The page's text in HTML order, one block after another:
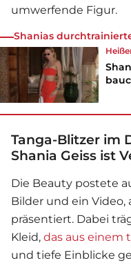
umwerfende Figur.
Shanias
Tanga-Blitzer im
Shania Geiss ist
Die Beauty postete
Bilder und ein Video,
präsentiert. Dabei
Kleid, das aus einem
und tiefe Einblicke